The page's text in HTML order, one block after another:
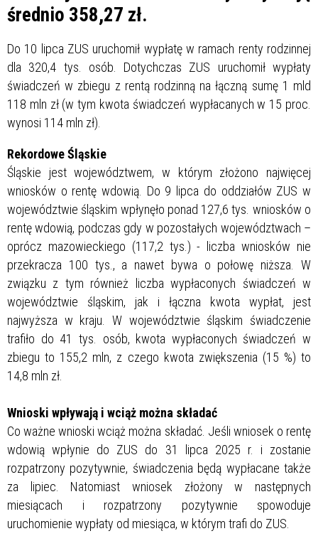
średnio 358,27 zł.
Do 10 lipca ZUS uruchomił wypłatę w ramach renty rodzinnej
dla 320,4 tys. osób. Dotychczas ZUS uruchomił wypłaty
świadczeń w zbiegu z rentą rodzinną na łączną sumę 1 mld
118 mln zł (w tym kwota świadczeń wypłacanych w 15 proc.
wynosi 114 mln zł).
Rekordowe Śląskie
Śląskie jest województwem, w którym złożono najwięcej
wniosków o rentę wdowią. Do 9 lipca do oddziałów ZUS w
województwie śląskim wpłynęło ponad 127,6 tys. wniosków o
rentę wdowią, podczas gdy w pozostałych województwach –
oprócz mazowieckiego (117,2 tys.) - liczba wniosków nie
przekracza 100 tys., a nawet bywa o połowę niższa. W
związku z tym również liczba wypłaconych świadczeń w
województwie śląskim, jak i łączna kwota wypłat, jest
najwyższa w kraju. W województwie śląskim świadczenie
trafiło do 41 tys. osób, kwota wypłaconych świadczeń w
zbiegu to 155,2 mln, z czego kwota zwiększenia (15 %) to
14,8 mln zł.
Wnioski wpływają i wciąż można składać
Co ważne wnioski wciąż można składać. Jeśli wniosek o rentę
wdowią wpłynie do ZUS do 31 lipca 2025 r. i zostanie
rozpatrzony pozytywnie, świadczenia będą wypłacane także
za lipiec. Natomiast wniosek złożony w następnych
miesiącach i rozpatrzony pozytywnie spowoduje
uruchomienie wypłaty od miesiąca, w którym trafi do ZUS.